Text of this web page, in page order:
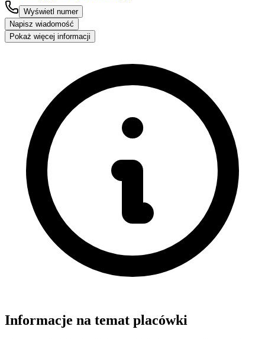
Wyświetl numer
Napisz wiadomość
Pokaż więcej informacji
Informacje na temat placówki